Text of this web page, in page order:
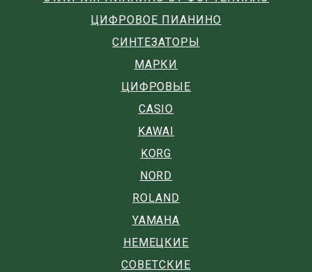
ЦИФРОВОЕ ПИАНИНО
СИНТЕЗАТОРЫ
МАРКИ
ЦИФРОВЫЕ
CASIO
KAWAI
KORG
NORD
ROLAND
YAMAHA
НЕМЕЦКИЕ
СОВЕТСКИЕ